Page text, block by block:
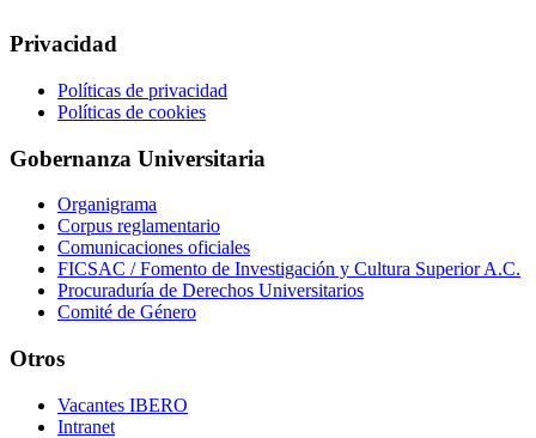
Privacidad
Políticas de privacidad
Políticas de cookies
Gobernanza Universitaria
Organigrama
Corpus reglamentario
Comunicaciones oficiales
FICSAC / Fomento de Investigación y Cultura Superior A.C.
Procuraduría de Derechos Universitarios
Comité de Género
Otros
Vacantes IBERO
Intranet